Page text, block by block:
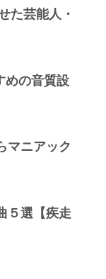
た芸能人・
の音質設
マニアック
５選【疾走